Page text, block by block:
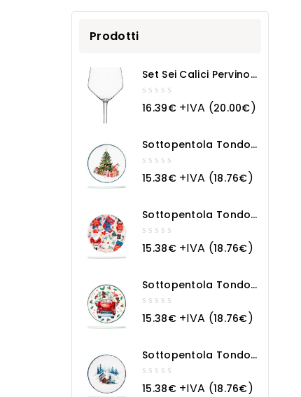
professionale
Prodotti
Set Sei Calici Pervino
Cl 53
out
16.39€+IVA (20.00€)
Sottopentola Tondo
In Ceramica Natale
out
15.38€+IVA (18.76€)
Sottopentola Tondo
In Ceramica Magia
Natalizia
out
15.38€+IVA (18.76€)
Sottopentola Tondo
In Ceramica Macchina
Natalizia
out
15.38€+IVA (18.76€)
Sottopentola Tondo
In Ceramica
Paesaggio Innevato
out
15.38€+IVA (18.76€)